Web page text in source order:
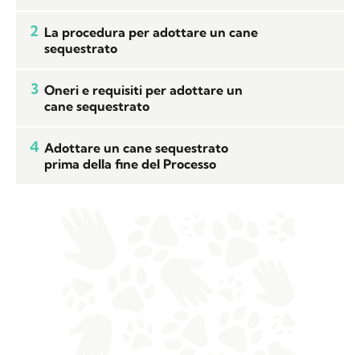
2 La procedura per adottare un cane
sequestrato
3 Oneri e requisiti per adottare un
cane sequestrato
4 Adottare un cane sequestrato
prima della fine del Processo